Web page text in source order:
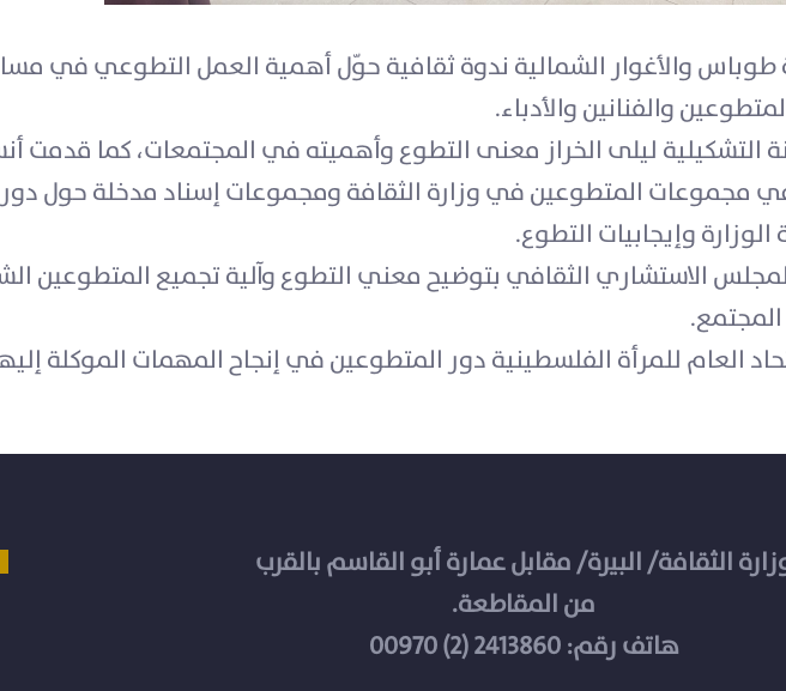
والأغوار الشمالية ندوة ثقافية حوّل أهمية العمل التطوعي في
والفنانين والأدباء.
التشكيلية ليلى الخراز معنى التطوع وأهميته في المجتمعات، كما قدمت
مجموعات المتطوعين في وزارة الثقافة ومجموعات إسناد مدخلة حول دور
وإيجابيات التطوع.
الاستشاري الثقافي بتوضيح معني التطوع وآلية تجميع المتطوعين
العام للمرأة الفلسطينية دور المتطوعين في إنجاح المهمات الموكلة
الثقافة/ البيرة/ مقابل عمارة أبو القاسم بالقرب
من المقاطعة.
هاتف رقم: 2413860 (2) 00970